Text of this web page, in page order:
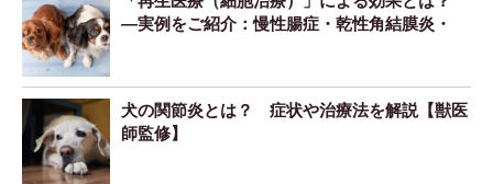
―実例をご紹介：慢性腸症・乾性角結膜炎・
犬の関節炎とは？ 症状や治療法を解説【獣医
師監修】